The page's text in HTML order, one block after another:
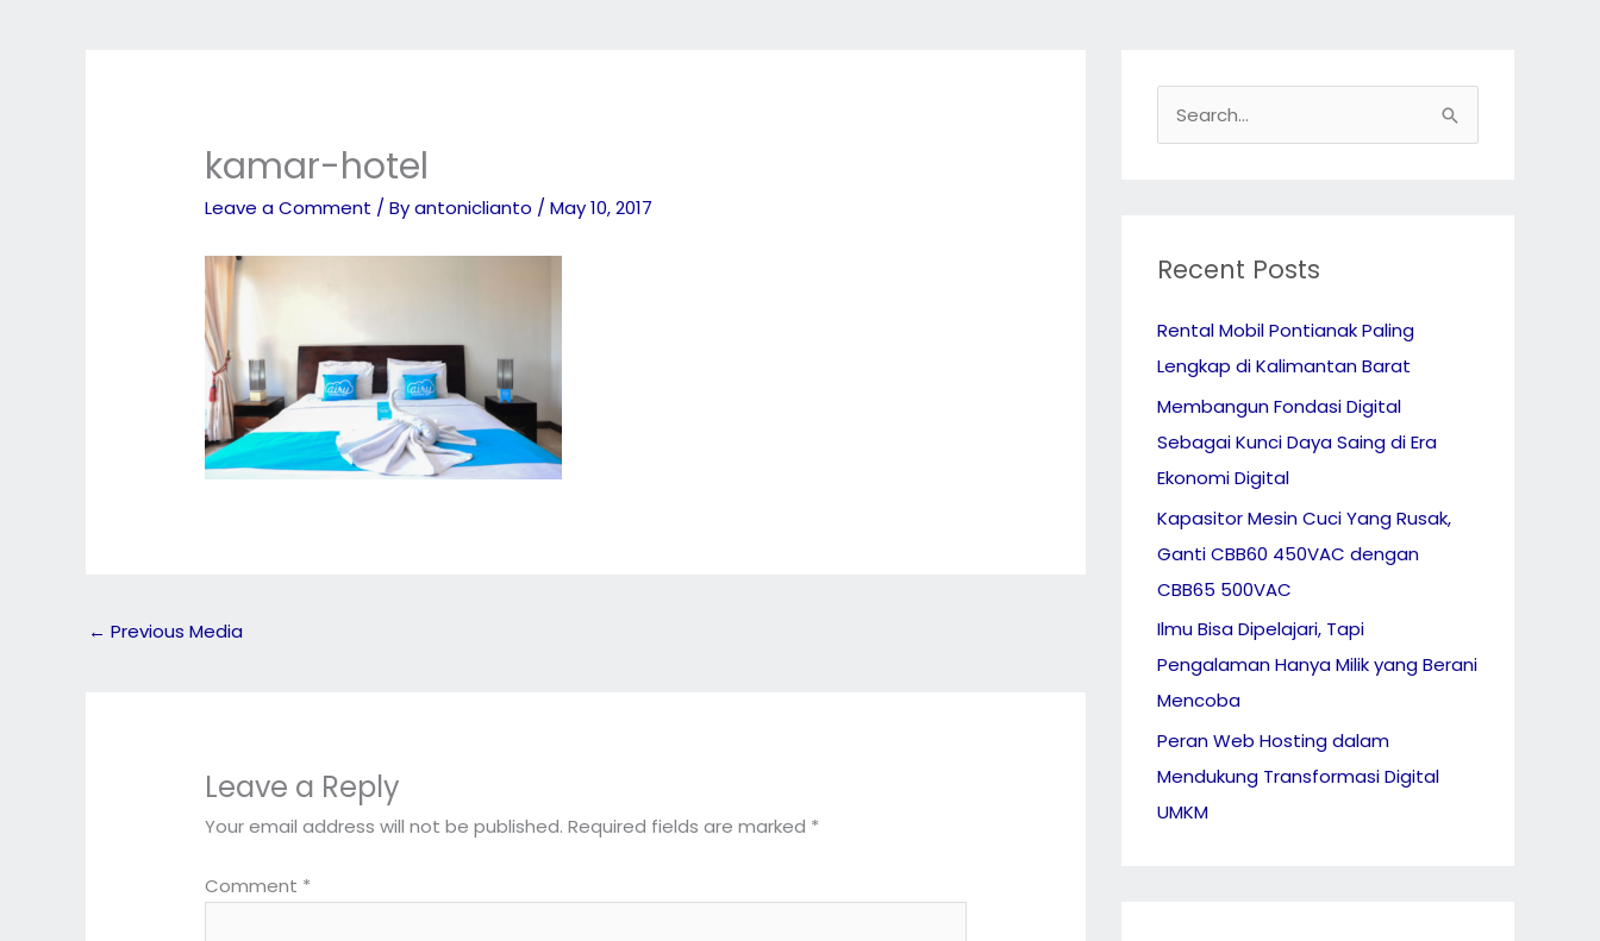
kamar-hotel
Leave a Comment / Byantoniclianto /May 10, 2017
← Previous Media
Leave a Reply
Your email address will not be published. Required fields are marked *
Comment *
c
f
o
r
:
Recent Posts
Rental Mobil Pontianak Paling
Lengkap di Kalimantan Barat
Membangun Fondasi Digital
Sebagai Kunci Daya Saing di Era
Ekonomi Digital
Kapasitor Mesin Cuci Yang Rusak,
Ganti CBB60 450VAC dengan
CBB65 500VAC
Ilmu Bisa Dipelajari, Tapi
Pengalaman Hanya Milik yang Berani
Mencoba
Peran Web Hosting dalam
Mendukung Transformasi Digital
UMKM